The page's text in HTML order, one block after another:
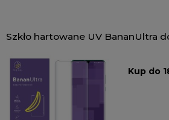
Szkło hartowane UV BananUltra
Kup do